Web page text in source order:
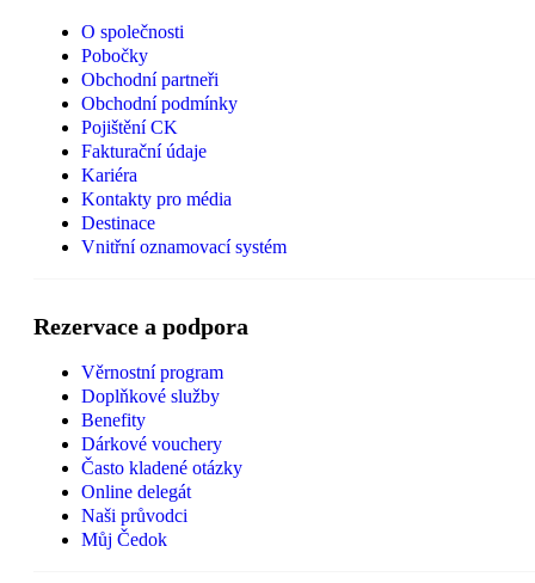
O společnosti
Pobočky
Obchodní partneři
Obchodní podmínky
Pojištění CK
Fakturační údaje
Kariéra
Kontakty pro média
Destinace
Vnitřní oznamovací systém
Rezervace a podpora
Věrnostní program
Doplňkové služby
Benefity
Dárkové vouchery
Často kladené otázky
Online delegát
Naši průvodci
Můj Čedok